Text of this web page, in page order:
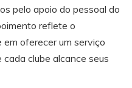
pelo apoio do pessoal do
reflete o
em oferecer um serviço
clube alcance seus